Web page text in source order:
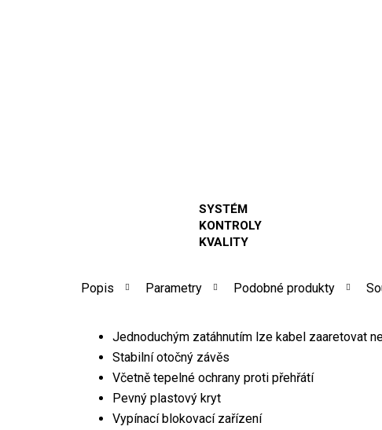
SYSTÉM
KONTROLY
KVALITY
Popis Parametry Podobné produkty
Jednoduchým zatáhnutím lze kabel zaaretovat
Stabilní otočný závěs
Včetně tepelné ochrany proti přehřátí
Pevný plastový kryt
Vypínací blokovací zařízení